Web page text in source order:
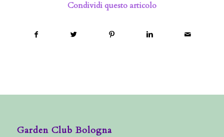
Condividi questo articolo
Garden Club Bologna